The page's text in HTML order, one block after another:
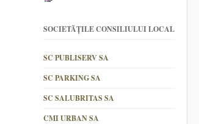
SOCIETĂȚILE CONSILIULUI LOCAL
SC PUBLISERV SA
SC PARKING SA
SC SALUBRITAS SA
CMI URBAN SA